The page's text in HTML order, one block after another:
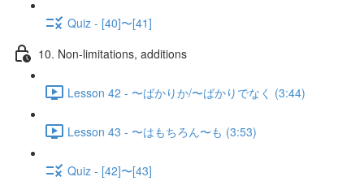
Quiz - [40]〜[41]
10. Non-limitations, additions
Lesson 42 - 〜ばかりか/〜ばかりでなく (3:44)
Lesson 43 - 〜はもちろん〜も (3:53)
Quiz - [42]〜[43]